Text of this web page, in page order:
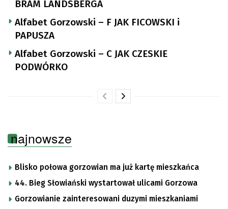
BRAM LANDSBERGA
Alfabet Gorzowski – F JAK FICOWSKI i
PAPUSZA
Alfabet Gorzowski – C JAK CZESKIE
PODWÓRKO
najnowsze
Blisko połowa gorzowian ma już kartę mieszkańca
44. Bieg Słowiański wystartował ulicami Gorzowa
Gorzowianie zainteresowani duzymi mieszkaniami